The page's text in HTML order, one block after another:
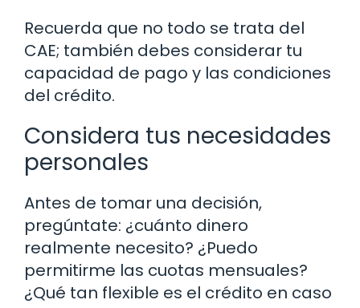
Recuerda que no todo se trata del
CAE; también debes considerar tu
capacidad de pago y las condiciones
del crédito.
Considera tus necesidades
personales
Antes de tomar una decisión,
pregúntate: ¿cuánto dinero
realmente necesito? ¿Puedo
permitirme las cuotas mensuales?
¿Qué tan flexible es el crédito en caso